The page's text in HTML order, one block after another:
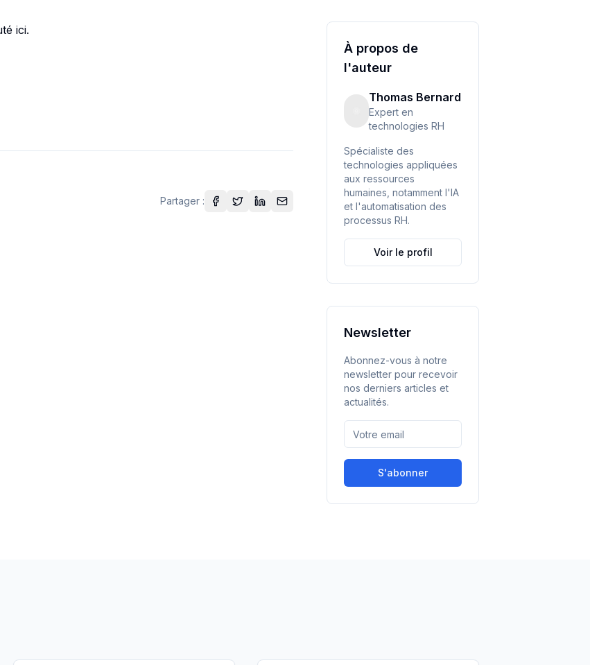
ici.
Partager : Partager sur Facebook
Partager sur Twitter
Partager sur LinkedIn
Partager par email
À propos de
l'auteur
Thomas Bernard
Expert en
technologies RH
Spécialiste des
technologies appliquées
aux ressources
humaines, notamment l'IA
et l'automatisation des
processus RH.
Voir le profil
Newsletter
Abonnez-vous à notre
newsletter pour recevoir
nos derniers articles et
actualités.
S'abonner